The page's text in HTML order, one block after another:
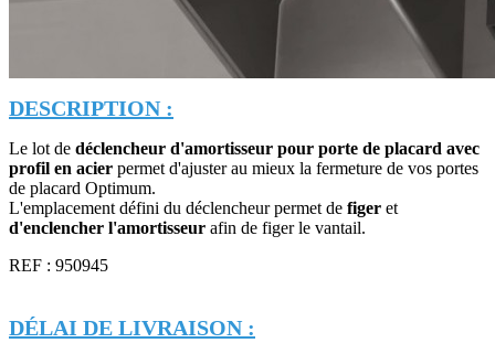
DESCRIPTION :
Le lot de déclencheur d'amortisseur pour porte de placard avec
profil en acier permet d'ajuster au mieux la fermeture de vos portes
de placard Optimum.
L'emplacement défini du déclencheur permet de figer et
d'enclencher l'amortisseur afin de figer le vantail.
REF : 950945
DÉLAI DE LIVRAISON :